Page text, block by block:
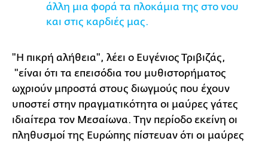
άλλη μια φορά τα πλοκάμια της στο νου
και στις καρδιές μας.
"Η πικρή αλήθεια", λέει ο Ευγένιος Τριβιζάς,
"είναι ότι τα επεισόδια του μυθιστορήματος
ωχριούν μπροστά στους διωγμούς που έχουν
υποστεί στην πραγματικότητα οι μαύρες γάτες
ιδιαίτερα τον Μεσαίωνα. Την περίοδο εκείνη οι
πληθυσμοί της Ευρώπης πίστευαν ότι οι μαύρες